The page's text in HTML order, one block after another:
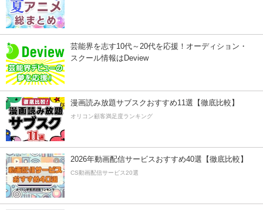
芸能界を志す10代～20代を応援！オーディション・
スクール情報はDeview
漫画読み放題サブスクおすすめ11選【徹底比較】
オリコン顧客満足度ランキング
2026年動画配信サービスおすすめ40選【徹底比較】
CS動画配信サービス20選